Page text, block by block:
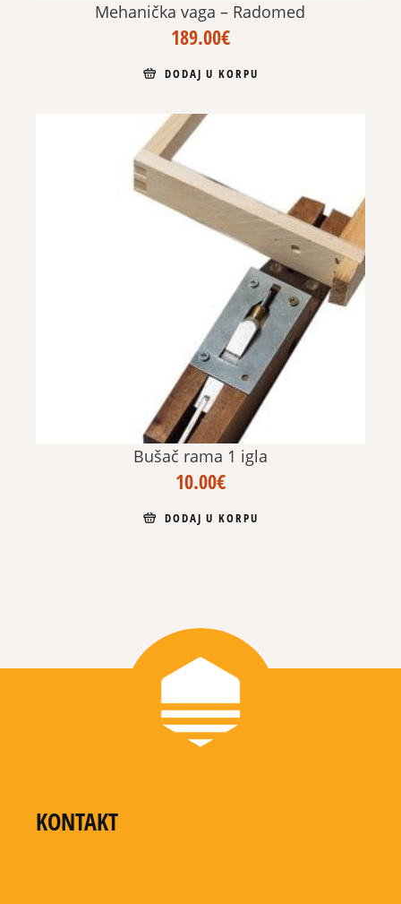
Mehanička vaga – Radomed
189.00€
DODAJ U KORPU
Bušač rama 1 igla
10.00€
DODAJ U KORPU
KONTAKT